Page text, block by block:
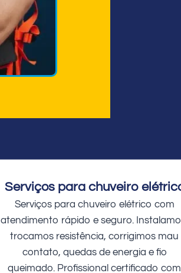
Serviços para chuveiro
Serviços para chuveiro elétrico com
atendimento rápido e seguro.
trocamos resistência, corrigimos mau
contato, quedas de energia e fio
queimado. Profissional certificado com